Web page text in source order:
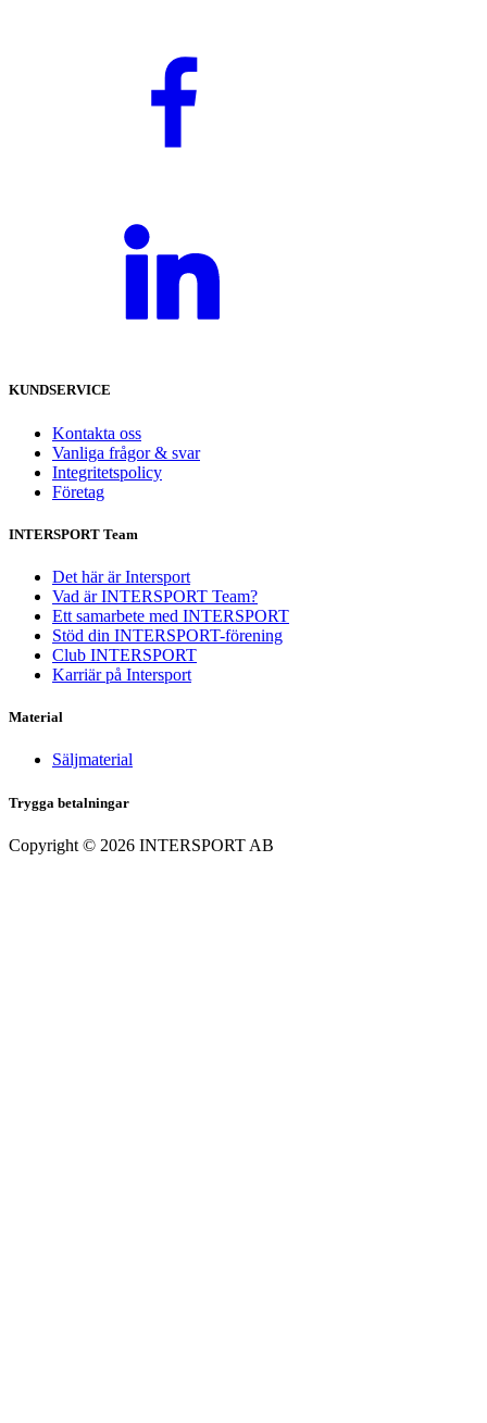
KUNDSERVICE
Kontakta oss
Vanliga frågor & svar
Integritetspolicy
Företag
INTERSPORT Team
Det här är Intersport
Vad är INTERSPORT Team?
Ett samarbete med INTERSPORT
Stöd din INTERSPORT-förening
Club INTERSPORT
Karriär på Intersport
Material
Säljmaterial
Trygga betalningar
Copyright © 2026 INTERSPORT AB